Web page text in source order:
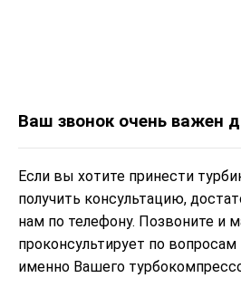
Ваш звонок очень важен
Если вы хотите принести
получить консультацию,
нам по телефону. Позвоните и
проконсультирует по
именно Вашего